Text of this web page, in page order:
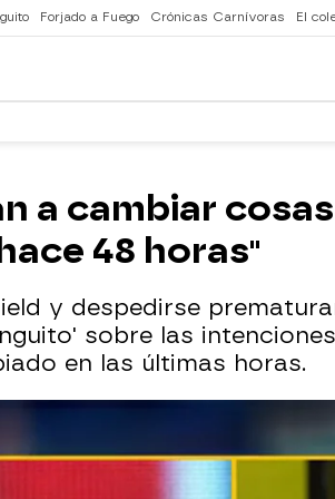
Forjado a Fuego Crónicas Carnívoras El
a cambiar
48 horas"
y despedirse
sobre las
en las últimas horas.